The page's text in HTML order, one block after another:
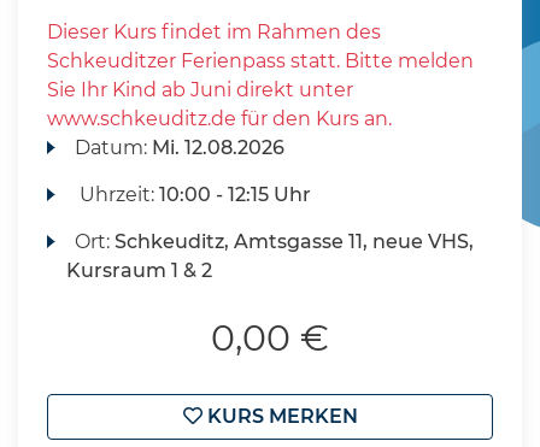
Dieser Kurs findet im Rahmen des
Schkeuditzer Ferienpass statt. Bitte melden
Sie Ihr Kind ab Juni direkt unter
www.schkeuditz.de für den Kurs an.
Datum: Mi. 12.08.2026
Uhrzeit:10:00 - 12:15 Uhr
Ort:Schkeuditz, Amtsgasse 11, neue VHS,
Kursraum 1 & 2
0,00 €
KURS MERKEN